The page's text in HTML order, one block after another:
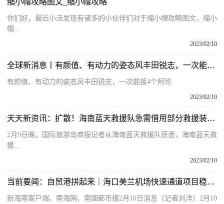
缩小帽攻略图文_缩小帽攻略
你们好，最近小活发现有诸多的小伙伴们对于缩小帽攻略图文，缩小
帽...
2023/02/10
全球新消息丨有颜值、有动力的姿态风丰田锐志，一次能接4个阿珍
有颜值、有动力的姿态风丰田锐志，一次能接4个阿珍
2023/02/10
天天新资讯：扩散！海南蓝天救援队急需借用部分救援装备！4人今日再出发
2月9日晚，国际旅游岛商报记者从海南蓝天救援队获悉，海南蓝天救
援...
2023/02/10
当前要闻：自贸港拼起来｜海口美兰机场快速通道项目稳步推进
新海南客户端、南海网、南国都市报2月10日消息（记者刘洋）2月10